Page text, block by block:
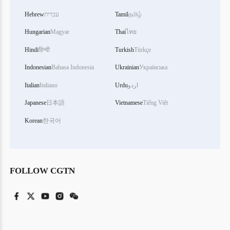
Hebrewעברית
HungarianMagyar
Hindiहिन्दी
IndonesianBahasa Indonesia
ItalianItaliano
Japanese日本語
Korean한국어
Tamilதமிழ்
Thaiไทย
TurkishTürkçe
UkrainianУкраїнська
Urduاردو
VietnameseTiếng Việt
FOLLOW CGTN